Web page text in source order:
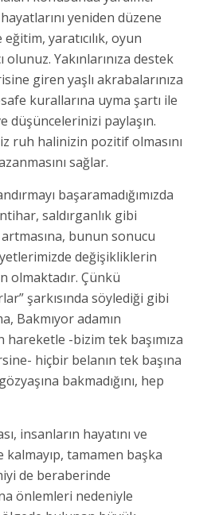
yeniden düzene
yaratıcılık, oyun
Yakınlarınıza destek
giren yaşlı akrabalarınıza
kurallarına uyma şartı ile
düşüncelerinizi paylaşın.
ruh halinizin pozitif olmasını
sağlar.
başaramadığımızda
saldırganlık gibi
bunun sonucu
değişikliklerin
olmaktadır. Çünkü
şarkısında söylediği gibi
Bakmıyor adamın
hareketle -bizim tek başımıza
hiçbir belanın tek başına
bakmadığını, hep
insanların hayatını ve
kalmayıp, tamamen başka
de beraberinde
önlemleri nedeniyle